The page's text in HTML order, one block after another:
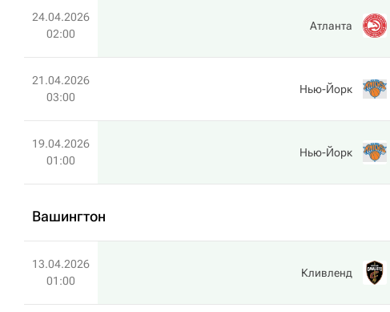
24.04.2026
02:00
Атланта
21.04.2026
03:00
Нью-Йорк
19.04.2026
01:00
Нью-Йорк
Вашингтон
13.04.2026
01:00
Кливленд